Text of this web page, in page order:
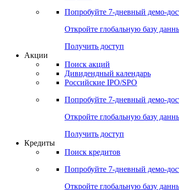
Попробуйте 7-дневный демо-
Откройте глобальную базу
Получить доступ
Акции
Поиск акций
Дивидендный календарь
Российские IPO/SPO
Попробуйте 7-дневный демо-
Откройте глобальную базу
Получить доступ
Кредиты
Поиск кредитов
Попробуйте 7-дневный демо-
Откройте глобальную базу